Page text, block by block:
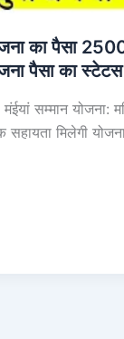
का पैसा
पैसा का
सम्मान योजना:
मिलेगी